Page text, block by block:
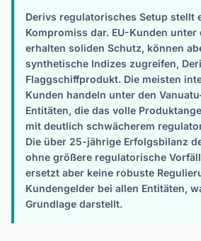
Derivs regulatorisches Setup stellt
Kompromiss dar. EU-Kunden unter
erhalten soliden Schutz, können
synthetische Indizes zugreifen,
Flaggschiffprodukt. Die meisten
Kunden handeln unter den
Entitäten, die das volle
mit deutlich schwächerem
Die über 25-jährige Erfolgsbilanz
ohne größere regulatorische
ersetzt aber keine robuste
Kundengelder bei allen Entitäten,
Grundlage darstellt.